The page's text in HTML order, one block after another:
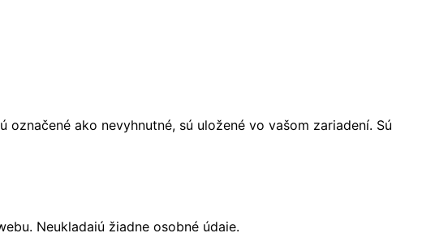
ako nevyhnutné, sú uložené vo vašom zariadení. Sú
Neukladajú žiadne osobné údaje.